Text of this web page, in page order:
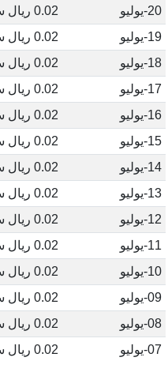
20-يوليو
0.02 ريال سعودي
19-يوليو
0.02 ريال سعودي
18-يوليو
0.02 ريال سعودي
17-يوليو
0.02 ريال سعودي
16-يوليو
0.02 ريال سعودي
15-يوليو
0.02 ريال سعودي
14-يوليو
0.02 ريال سعودي
13-يوليو
0.02 ريال سعودي
12-يوليو
0.02 ريال سعودي
11-يوليو
0.02 ريال سعودي
10-يوليو
0.02 ريال سعودي
09-يوليو
0.02 ريال سعودي
08-يوليو
0.02 ريال سعودي
07-يوليو
0.02 ريال سعودي